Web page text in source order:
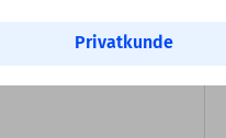
Privatkunde